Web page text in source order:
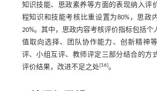
知识技能、思政素养等方面的表现纳入评
程知识和技能考核比重设置为80%，思政
20%。其中，思政内容考核评价指标包括个
值取向选择、团队协作能力、创新精神
评、小组互评、教师评定三部分结合的方
评价结果，改进不足之处[16]。